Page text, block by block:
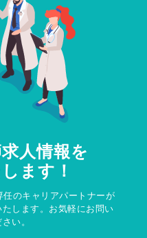
人情報を
ます！
のキャリアパートナーが
します。お気軽にお問い
い。